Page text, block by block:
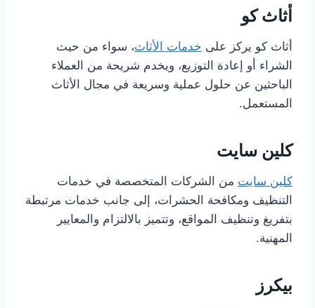
أثاث كو
أثاث كو يركز على خدمات الأثاث، سواء من حيث
الشراء أو إعادة التوزيع، ويخدم شريحة من العملاء
الباحثين عن حلول عملية وسريعة في مجال الأثاث
المستعمل.
كلين سايت
كلين سايت من الشركات المتخصصة في خدمات
التنظيف ومكافحة الحشرات، إلى جانب خدمات مرتبطة
بتفريغ وتنظيف المواقع، وتتميز بالالتزام والمعايير
المهنية.
بيكرز